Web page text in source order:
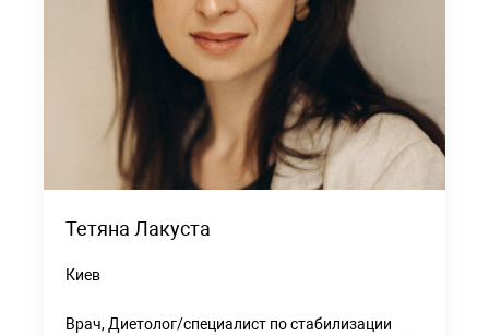
Тетяна Лакуста
Киев
Врач, Диетолог/специалист по стабилизации